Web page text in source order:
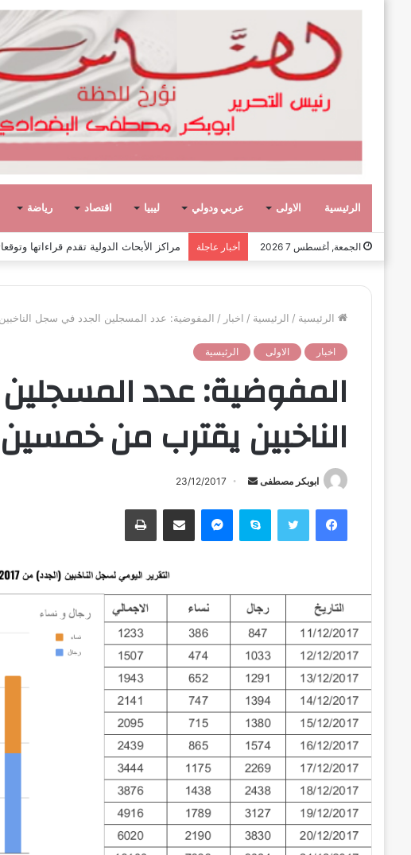
الرئيسية الاولى عربي ودولي ليبيا اقتصاد رياضة
الجمعة, أغسطس 7 2026 أخبار عاجلة عشر حكومات وأحد عشر تشكيلاً وزارياً في ليبيا
الرئيسية / الرئيسية / اخبار / المفوضية: عدد المسجلين الجدد في سجل
اخبار الاولى الرئيسية
المفوضية: عدد
الناخبين يقترب من خمسين
ابوبكر مصطفى
أ
ي
د
ا
إ
ل
ك
ت
ر
و
ن
ي
ا
23/12/2017
فيسبوك تويتر سكايب ماسنجر مشاركة عبر البريد طباعة